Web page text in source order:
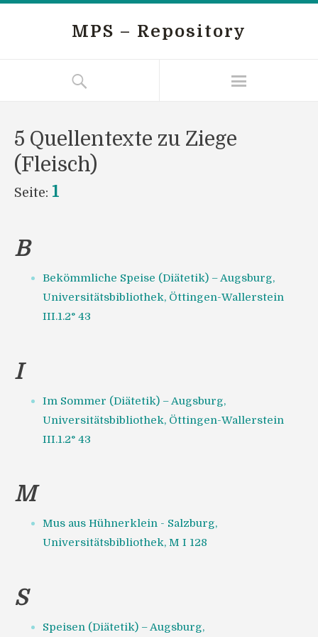
MPS – Repository
5 Quellentexte zu Ziege
(Fleisch)
Seite: 1
B
Bekömmliche Speise (Diätetik) – Augsburg,
Universitätsbibliothek, Öttingen-Wallerstein
III.1.2° 43
I
Im Sommer (Diätetik) – Augsburg,
Universitätsbibliothek, Öttingen-Wallerstein
III.1.2° 43
M
Mus aus Hühnerklein - Salzburg,
Universitätsbibliothek, M I 128
S
Speisen (Diätetik) – Augsburg,